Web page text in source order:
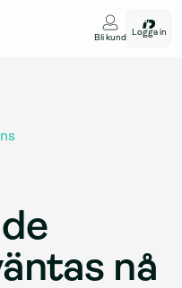
Bli kund
Logga in
nå